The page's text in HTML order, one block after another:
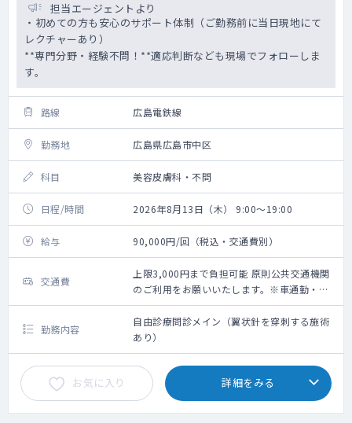
担当エージェントより
・初めての方も安心のサポート体制（ご勤務前に当日現地にて
レクチャーあり）
**専門分野・経験不問！**適応判断なども現場でフォローしま
す。
路線 広島電鉄線
勤務地 広島県広島市中区
科目 美容皮膚科・不問
日程/時間 2026年8月13日（木） 9:00～19:00
給与 90,000円/回（税込・交通費別）
交通費
上限3,000円まで負担可能 原則公共交通機関
のご利用をお願いいたします。※車通勤・タ
クシー利用要相談
勤務内容
自由診療問診メイン（翼状針を穿刺する施術
あり）
お気に入り 詳細をみる